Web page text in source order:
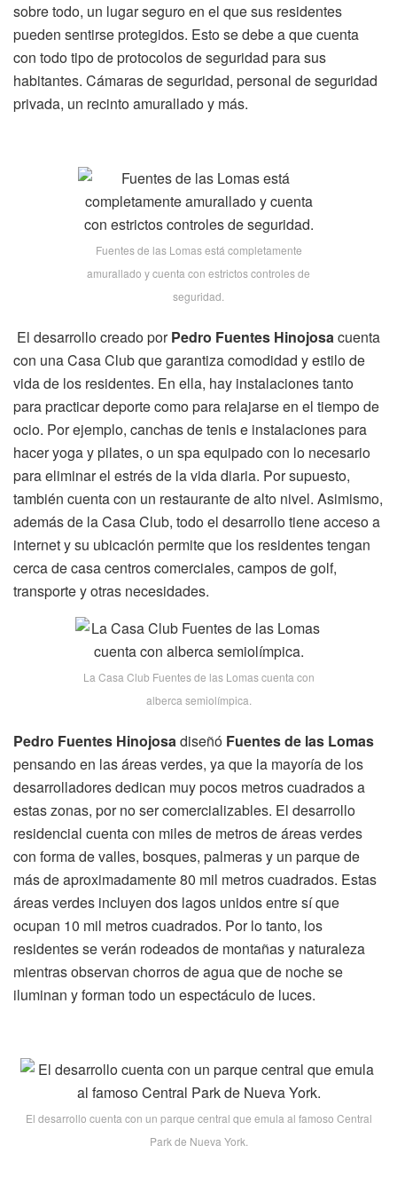
sobre todo, un lugar seguro en el que sus residentes
pueden sentirse protegidos. Esto se debe a que cuenta
con todo tipo de protocolos de seguridad para sus
habitantes. Cámaras de seguridad, personal de seguridad
privada, un recinto amurallado y más.
Fuentes de las Lomas está completamente
amurallado y cuenta con estrictos controles de
seguridad.
El desarrollo creado porPedro Fuentes Hinojosacuenta
con una Casa Club que garantiza comodidad y estilo de
vida de los residentes. En ella, hay instalaciones tanto
para practicar deporte como para relajarse en el tiempo de
ocio. Por ejemplo, canchas de tenis e instalaciones para
hacer yoga y pilates, o un spa equipado con lo necesario
para eliminar el estrés de la vida diaria. Por supuesto,
también cuenta con un restaurante de alto nivel. Asimismo,
además de la Casa Club, todo el desarrollo tiene acceso a
internet y su ubicación permite que los residentes tengan
cerca de casa centros comerciales, campos de golf,
transporte y otras necesidades.
La Casa Club Fuentes de las Lomas cuenta con
alberca semiolímpica.
Pedro Fuentes Hinojosadiseñó Fuentes de las Lomas
pensando en las áreas verdes, ya que la mayoría de los
desarrolladores dedican muy pocos metros cuadrados a
estas zonas, por no ser comercializables. El desarrollo
residencial cuenta con miles de metros de áreas verdes
con forma de valles, bosques, palmeras y un parque de
más de aproximadamente 80 mil metros cuadrados. Estas
áreas verdes incluyen dos lagos unidos entre sí que
ocupan 10 mil metros cuadrados. Por lo tanto, los
residentes se verán rodeados de montañas y naturaleza
mientras observan chorros de agua que de noche se
iluminan y forman todo un espectáculo de luces.
El desarrollo cuenta con un parque central que emula al famoso Central
Park de Nueva York.